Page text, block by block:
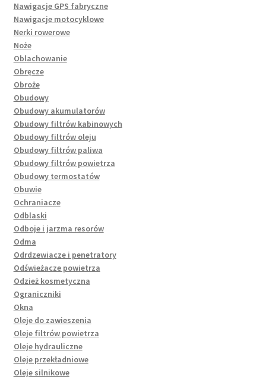
Nawigacje GPS fabryczne
Nawigacje motocyklowe
Nerki rowerowe
Noże
Oblachowanie
Obręcze
Obroże
Obudowy
Obudowy akumulatorów
Obudowy filtrów kabinowych
Obudowy filtrów oleju
Obudowy filtrów paliwa
Obudowy filtrów powietrza
Obudowy termostatów
Obuwie
Ochraniacze
Odblaski
Odboje i jarzma resorów
Odma
Odrdzewiacze i penetratory
Odświeżacze powietrza
Odzież kosmetyczna
Ograniczniki
Okna
Oleje do zawieszenia
Oleje filtrów powietrza
Oleje hydrauliczne
Oleje przekładniowe
Oleje silnikowe